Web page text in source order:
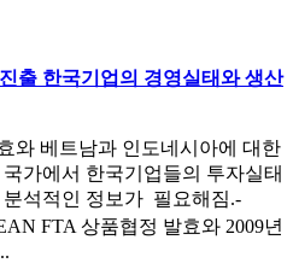
출 한국기업의 경영실태와 생산
와 베트남과 인도네시아에 대한
가에서 한국기업들의 투자실태
석적인 정보가 필요해짐.-
FTA 상품협정 발효와 2009년